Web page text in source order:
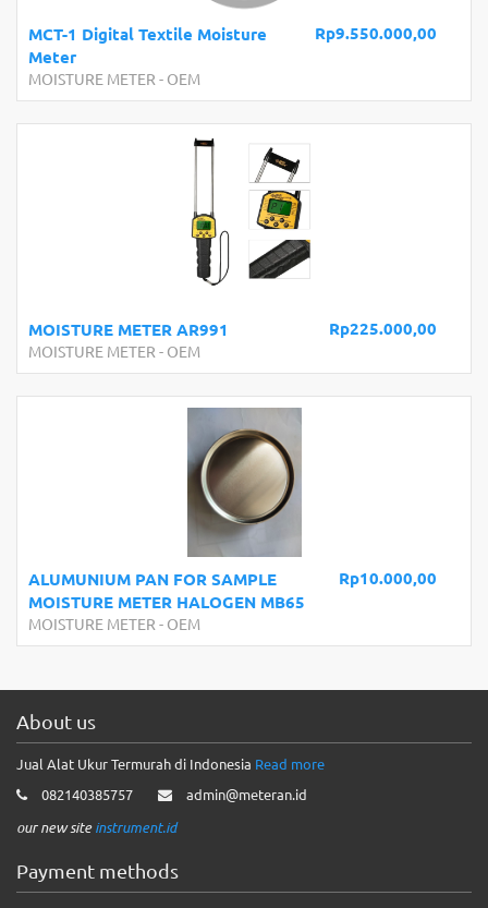
Rp9.550.000,00
MCT-1 Digital Textile Moisture
Meter
MOISTURE METER - OEM
Rp225.000,00
MOISTURE METER AR991
MOISTURE METER - OEM
Rp10.000,00
ALUMUNIUM PAN FOR SAMPLE
MOISTURE METER HALOGEN MB65
MOISTURE METER - OEM
About us
Jual Alat Ukur Termurah di Indonesia Read more
082140385757
admin@meteran.id
our new siteinstrument.id
Payment methods